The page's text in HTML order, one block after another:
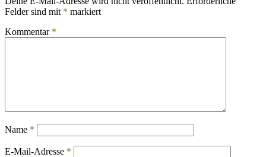
Felder sind mit * markiert
Kommentar *
Name *
E-Mail-Adresse *